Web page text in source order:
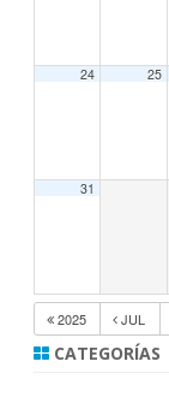
24 25
31
2025 JUL
CATEGORÍAS